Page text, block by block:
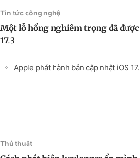
Tin tức công nghệ
Một lỗ hổng nghiêm trọng đã được
17.3
Apple phát hành bản cập nhật iOS
Thủ thuật